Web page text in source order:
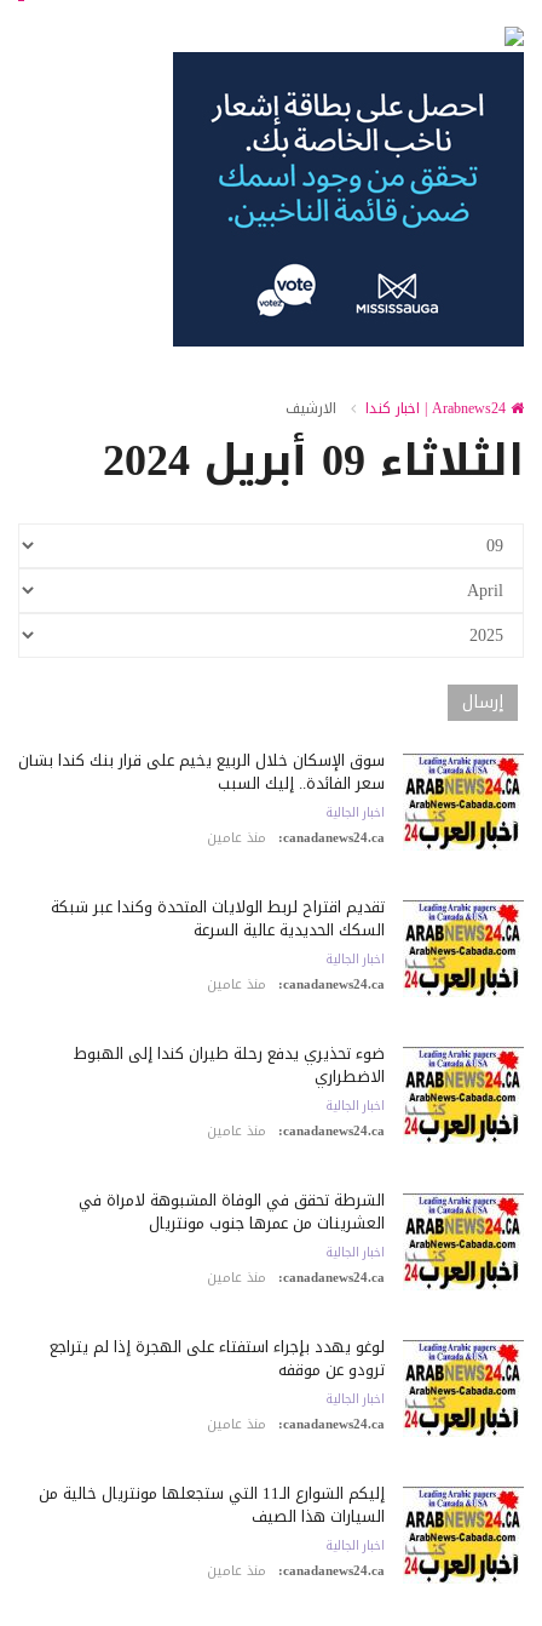
الارشيف
الثلاثاء 09 أبريل 2024
سوق الإسكان خلال الربيع يخيم على قرار بنك كندا بشأن
سعر الفائدة.. إليك السبب
اخبار الجالية
canadanews24.ca: منذ عامين
تقديم اقتراح لربط الولايات المتحدة وكندا عبر شبكة
السكك الحديدية عالية السرعة
اخبار الجالية
canadanews24.ca: منذ عامين
ضوء تحذيري يدفع رحلة طيران كندا إلى الهبوط
الاضطراري
اخبار الجالية
canadanews24.ca: منذ عامين
الشرطة تحقق في الوفاة المشبوهة لامرأة في
العشرينات من عمرها جنوب مونتريال
اخبار الجالية
canadanews24.ca: منذ عامين
لوغو يهدد بإجراء استفتاء على الهجرة إذا لم يتراجع
ترودو عن موقفه
اخبار الجالية
canadanews24.ca: منذ عامين
إليكم الشوارع الـ11 التي ستجعلها مونتريال خالية من
السيارات هذا الصيف
اخبار الجالية
canadanews24.ca: منذ عامين